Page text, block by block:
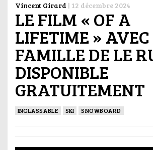
Vincent Girard | 12 décembre 2024
LE FILM « OF A
LIFETIME »
FAMILLE DE LE
DISPONIBLE
GRATUITEMENT
INCLASSABLE SKI SNOWBOARD